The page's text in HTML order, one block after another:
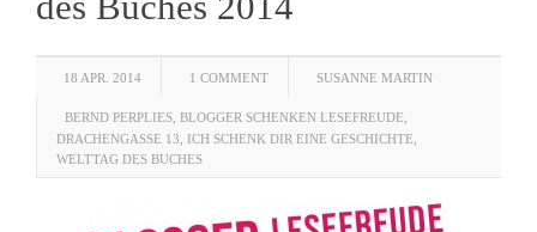
18 APR. 2014 1 COMMENT SUSANNE MARTIN
BERND PERPLIES BLOGGER SCHENKEN LESEFREUDE
DRACHENGASSE 13
ICH SCHENK DIR EINE GESCHICHTE
WELTTAG DES BUCHES